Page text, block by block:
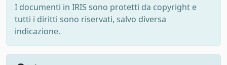
I documenti in IRIS sono protetti da copyright e
tutti i diritti sono riservati, salvo diversa
indicazione.